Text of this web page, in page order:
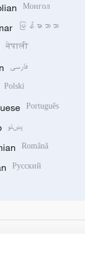
Монгол
မြန်မာဘာသာ
नेपाली
فارسی
Polski
Português
پښتو
Română
Русский